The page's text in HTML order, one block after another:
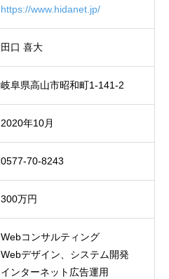
https://www.hidanet.jp/
田口 喜大
岐阜県高山市昭和町1-141-2
2020年10月
0577-70-8243
300万円
Webコンサルティング
Webデザイン、システム開発
インターネット広告運用